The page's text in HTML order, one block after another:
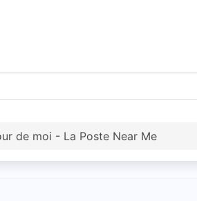
de moi - La Poste Near Me